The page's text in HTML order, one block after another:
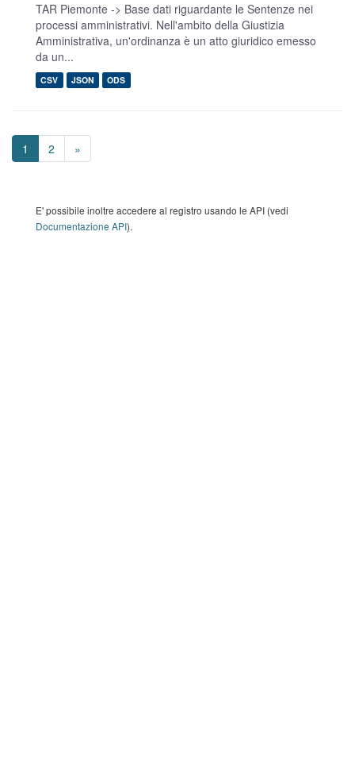
TAR Piemonte -> Base dati riguardante le Sentenze nei
processi amministrativi. Nell'ambito della Giustizia
Amministrativa, un'ordinanza è un atto giuridico emesso
da un...
CSV JSON ODS
1 2 »
E' possibile inoltre accedere al registro usando le API (vedi
Documentazione API).